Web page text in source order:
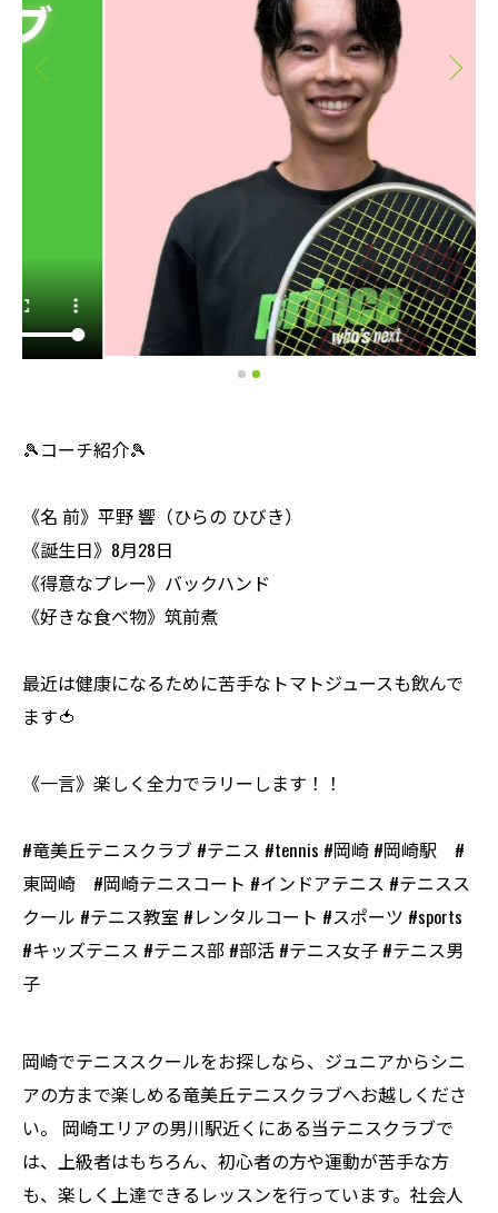
🎾コーチ紹介🎾
《名 前》平野 響（ひらの ひびき）
《誕生日》8月28日
《得意なプレー》バックハンド
《好きな食べ物》筑前煮
最近は健康になるために苦手なトマトジュースも飲んで
ます🍅
《一言》楽しく全力でラリーします！！
#竜美丘テニスクラブ #テニス #tennis #岡崎 #岡崎駅 #
東岡崎 #岡崎テニスコート #インドアテニス #テニスス
クール #テニス教室 #レンタルコート #スポーツ #sports
#キッズテニス #テニス部 #部活 #テニス女子 #テニス男
子
岡崎でテニススクールをお探しなら、ジュニアからシニ
アの方まで楽しめる竜美丘テニスクラブへお越しくださ
い。 岡崎エリアの男川駅近くにある当テニスクラブで
は、上級者はもちろん、初心者の方や運動が苦手な方
も、楽しく上達できるレッスンを行っています。社会人